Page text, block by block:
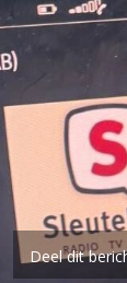
Deel dit